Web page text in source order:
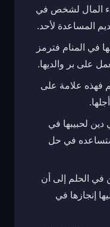
المال لشخص في
المساعدة لأحد.
في المنام فترمز
على بر والديها.
فهذه علامة على
دين لحبيبها في
في حل
في الحلم إلى أن
إنجازها في